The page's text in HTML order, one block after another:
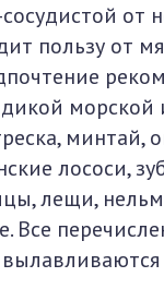
от
пользу от
морской
минтай,
лососи,
лещи,
Все